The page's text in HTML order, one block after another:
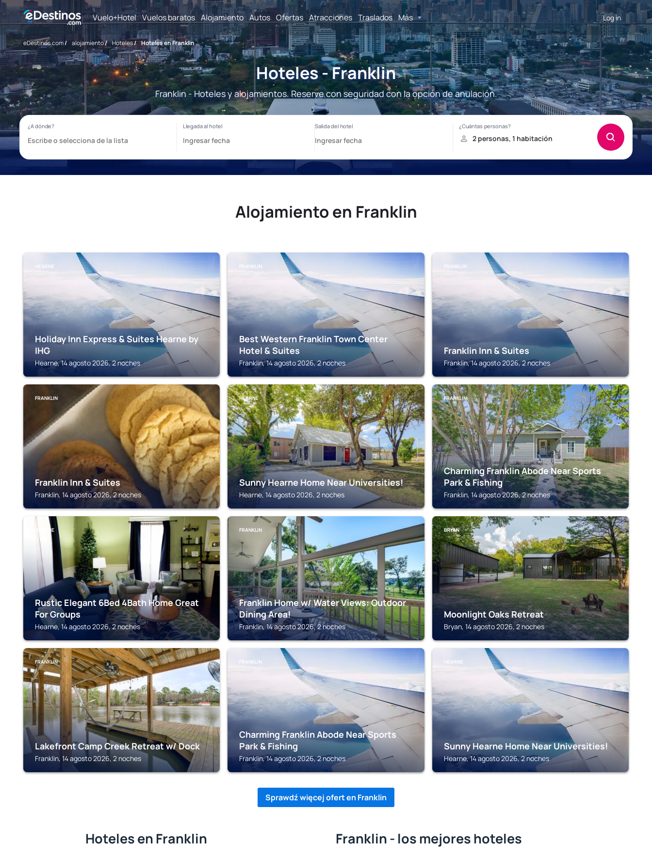
Vuelo+Hotel Vuelos baratos Alojamiento Autos Ofertas Atracciones Traslados Más Log in
eDestinos.com/ alojamiento/ Hoteles/ Hoteles en Franklin
Hoteles - Franklin
Franklin - Hoteles y alojamientos. Reserve con seguridad con la opción de anulación.
Alojamiento en Franklin
HEARNE
Holiday Inn Express & Suites Hearne by
IHG
Hearne, 14 agosto 2026, 2 noches
FRANKLIN
Best Western Franklin Town Center
Hotel & Suites
Franklin, 14 agosto 2026, 2 noches
FRANKLIN
Franklin Inn & Suites
Franklin, 14 agosto 2026, 2 noches
FRANKLIN
Franklin Inn & Suites
Franklin, 14 agosto 2026, 2 noches
HEARNE
Sunny Hearne Home Near Universities!
Hearne, 14 agosto 2026, 2 noches
FRANKLIN
Charming Franklin Abode Near Sports
Park & Fishing
Franklin, 14 agosto 2026, 2 noches
HEARNE
Rustic Elegant 6Bed 4Bath Home Great
For Groups
Hearne, 14 agosto 2026, 2 noches
FRANKLIN
Franklin Home w/ Water Views: Outdoor
Dining Area!
Franklin, 14 agosto 2026, 2 noches
BRYAN
Moonlight Oaks Retreat
Bryan, 14 agosto 2026, 2 noches
FRANKLIN
Lakefront Camp Creek Retreat w/ Dock
Franklin, 14 agosto 2026, 2 noches
FRANKLIN
Charming Franklin Abode Near Sports
Park & Fishing
Franklin, 14 agosto 2026, 2 noches
HEARNE
Sunny Hearne Home Near Universities!
Hearne, 14 agosto 2026, 2 noches
Sprawdź więcej ofert en Franklin
Hoteles en Franklin Franklin - los mejores hoteles